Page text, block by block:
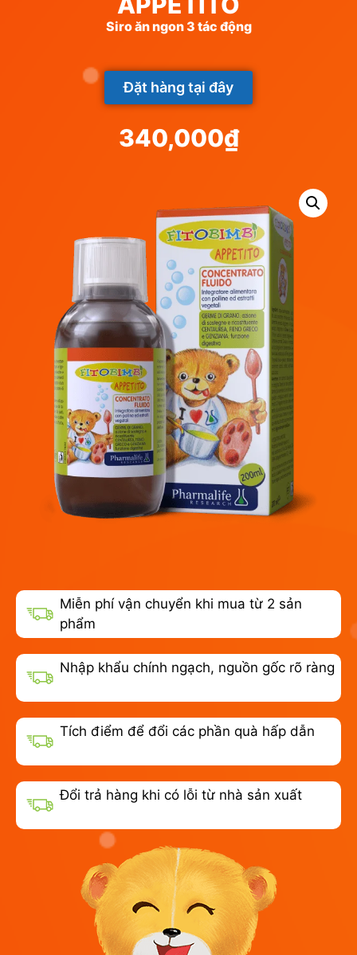
Siro ăn ngon 3 tác động
Đặt hàng tại đây
340,000₫
Miễn phí vận chuyển khi mua từ 2 sản
phẩm
Nhập khẩu chính ngạch, nguồn gốc rõ ràng
Tích điểm để đổi các phần quà hấp dẫn
Đổi trả hàng khi có lỗi từ nhà sản xuất